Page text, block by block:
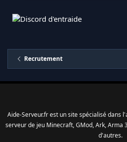
Recrutement
Aide-Serveur.fr est un site spécialisé dans
serveur de jeu Minecraft, GMod, Ark, Arma
d'autres.